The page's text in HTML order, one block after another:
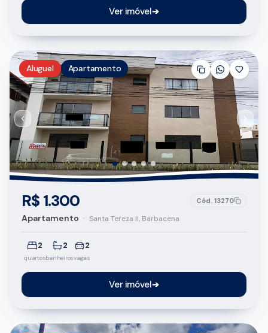
Ver imóvel➔
Aluguel Apartamento
R$ 1.300 Cód. 13270
Apartamento • Santa Tereza II, Barbacena
2
quartos
2
banheiros
2
vagas
Ver imóvel➔